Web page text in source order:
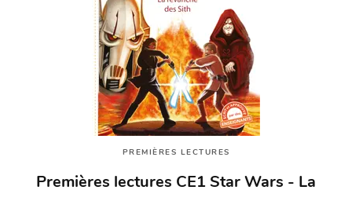
PREMIÈRES LECTURES
Premières lectures CE1 Star Wars - La